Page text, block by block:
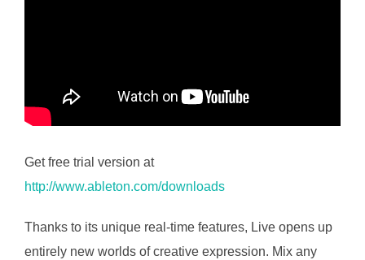
Get free trial version at
http://www.ableton.com/downloads
Thanks to its unique real-time features, Live opens up
entirely new worlds of creative expression. Mix any